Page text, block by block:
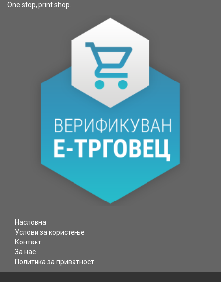
One stop, print shop.
Насловна
Услови за користење
Контакт
За нас
Политика за приватност